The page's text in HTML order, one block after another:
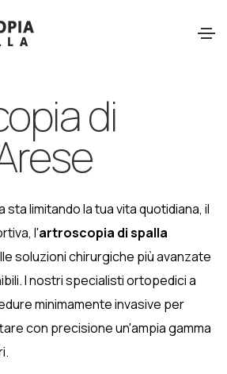
di
sta limitando la tua vita quotidiana, il
l'artroscopia di spalla
soluzioni chirurgiche più avanzate
I nostri specialisti ortopedici a
minimamente invasive per
con precisione un'ampia gamma